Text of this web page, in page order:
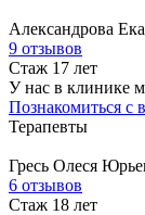
Александрова
9 отзывов
Стаж 17 лет
У нас в клинике
Познакомиться с
Терапевты
Гресь Олеся
6 отзывов
Стаж 18 лет